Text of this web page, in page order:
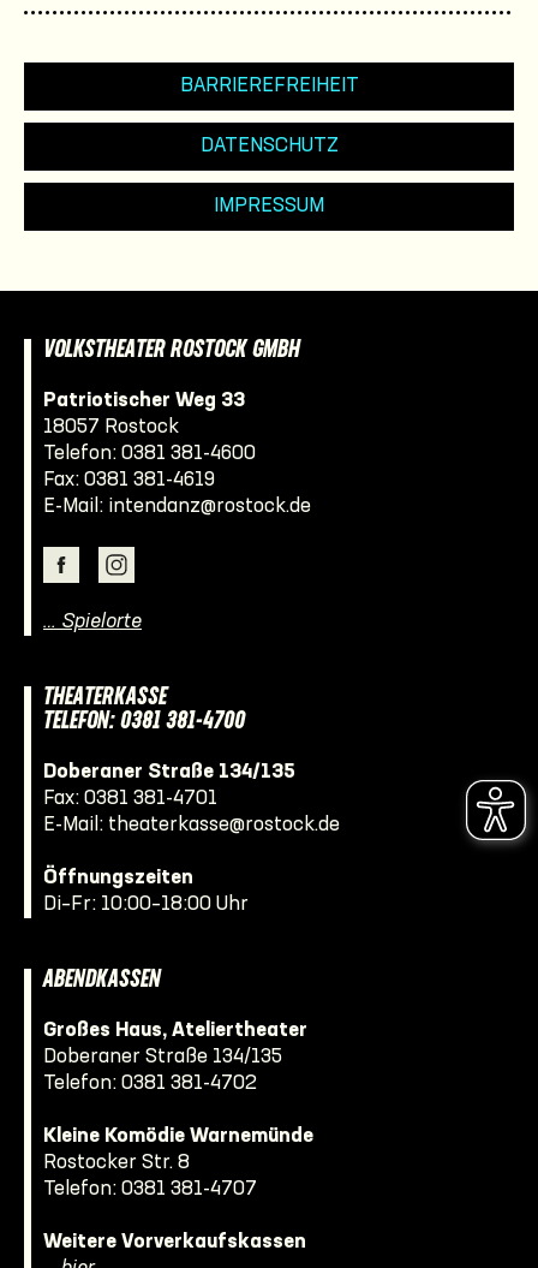
BARRIEREFREIHEIT
DATENSCHUTZ
IMPRESSUM
VOLKSTHEATER ROSTOCK GMBH
Patriotischer Weg 33
18057 Rostock
Telefon: 0381 381-4600
Fax: 0381 381-4619
E-Mail: intendanz@rostock.de
… Spielorte
THEATERKASSE
TELEFON: 0381 381-4700
Doberaner Straße 134/135
Fax: 0381 381-4701
E-Mail: theaterkasse@rostock.de
Öffnungszeiten
Di–Fr: 10:00–18:00 Uhr
ABENDKASSEN
Großes Haus, Ateliertheater
Doberaner Straße 134/135
Telefon: 0381 381-4702
Kleine Komödie Warnemünde
Rostocker Str. 8
Telefon: 0381 381-4707
Weitere Vorverkaufskassen